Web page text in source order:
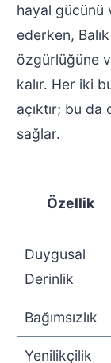
hayal gücünü
ederken,
özgürlüğüne
kalır. Her iki
açıktır; bu da
sağlar.
Özellik
Duygusal
Derinlik
Bağımsızlık
Yenilikçilik